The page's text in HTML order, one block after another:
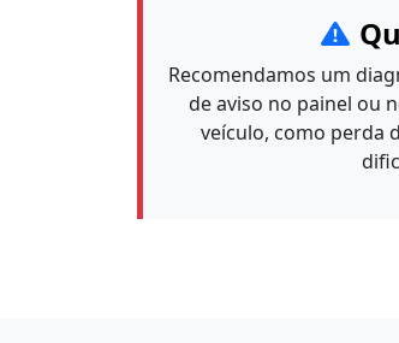
Recomendamos um
de aviso no painel ou
veículo, como perda